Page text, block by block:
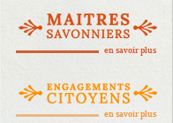
en savoir plus
en savoir plus